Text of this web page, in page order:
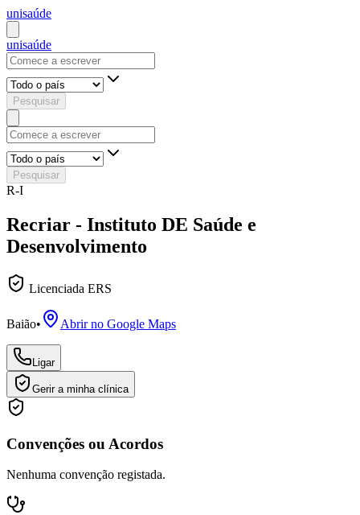
unisaúde
unisaúde
Pesquisar
Pesquisar
R-I
Recriar - Instituto DE Saúde e
Desenvolvimento
Licenciada ERS
Baião• Abrir no Google Maps
Ligar
Gerir a minha clínica
Convenções ou Acordos
Nenhuma convenção registada.